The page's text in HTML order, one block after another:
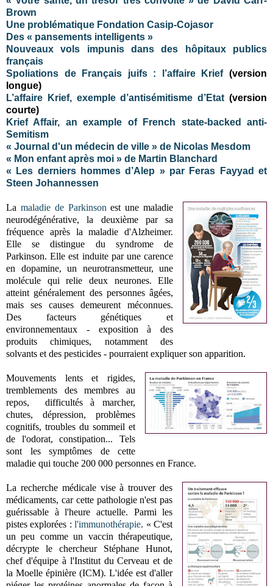
Brown
Une problématique Fondation Casip-Cojasor
Des « pansements intelligents »
Nouveaux vols impunis dans des hôpitaux publics
français
Spoliations de Français juifs : l’affaire Krief(version
longue)
L’affaire Krief, exemple d’antisémitisme d’Etat (version
courte)
Krief Affair, an example of French state-backed anti-
Semitism
« Journal d'un médecin de ville » de Nicolas Mesdom
« Mon enfant après moi » de Martin Blanchard
« Les derniers hommes d’Alep » par Feras Fayyad et
Steen Johannessen
La maladie de Parkinson est une maladie
neurodégénérative, la deuxième par sa
fréquence après la maladie d'Alzheimer.
Elle se distingue du syndrome de
Parkinson. Elle est induite par une carence
en dopamine, un neurotransmetteur, une
molécule qui relie deux neurones. Elle
atteint généralement des personnes âgées,
mais ses causes demeurent méconnues.
Des facteurs génétiques et
environnementaux - exposition à des
produits chimiques, notamment des
solvants et des pesticides - pourraient expliquer son apparition.
Mouvements lents et rigides,
tremblements des membres au
repos, difficultés à marcher,
chutes, dépression, problèmes
cognitifs, troubles du sommeil et
de l'odorat, constipation... Tels
sont les symptômes de cette
maladie qui touche 200 000 personnes en France.
La recherche médicale vise à trouver des
médicaments, car cette pathologie n'est pas
guérissable à l'heure actuelle. Parmi les
pistes explorées :l'immunothérapie. « C'est
un peu comme un vaccin thérapeutique,
décrypte le chercheur Stéphane Hunot,
chef d'équipe à l'Institut du Cerveau et de
la Moelle épinière (ICM). L'idée est d'aller